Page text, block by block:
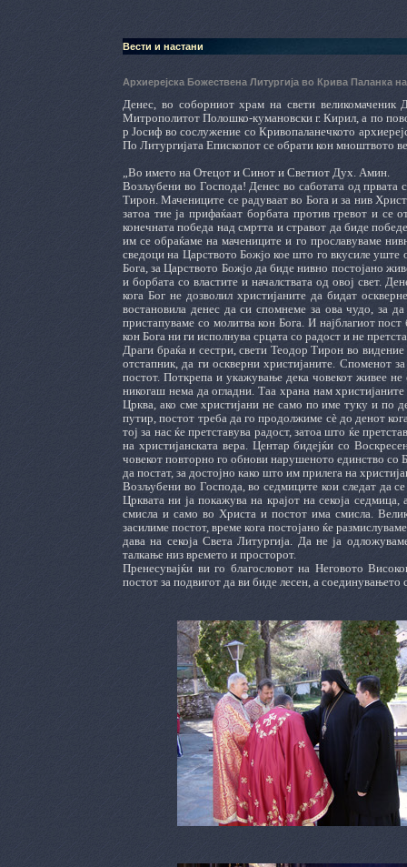
Вести и настани
Архиерејска Божествена Литургија во Крива Паланка
Денес, во соборниот храм на свети великомаченик
Митрополитот Полошко-кумановски г. Кирил, а по
р Јосиф во сослужение со Кривопаланечкото
По Литургијата Епископот се обрати кон мноштвото
„Во името на Отецот и Синот и Светиот Дух. Амин.
Возљубени во Господа! Денес во саботата од првата
Тирон. Мачениците се радуваат во Бога и за нив
затоа тие ја прифаќаат борбата против гревот и се
конечната победа над смртта и стравот да биде
им се обраќаме на мачениците и го прославуваме
сведоци на Царството Божјо кое што го вкусиле уште
Бога, за Царството Божјо да биде нивно постојано
и борбата со властите и началствата од овој свет.
кога Бог не дозволил христијаните да бидат
востановила денес да си спомнеме за ова чудо, за
пристапуваме со молитва кон Бога. И најблагиот
кон Бога ни ги исполнува срцата со радост и не
Драги браќа и сестри, свети Теодор Тирон во
отстапник, да ги оскверни христијаните. Споменот
постот. Поткрепа и укажување дека човекот живее
никогаш нема да огладни. Таа храна нам
Црква, ако сме христијани не само по име туку и по
путир, постот треба да го продолжиме сѐ до денот
тој за нас ќе претставува радост, затоа што ќе
на христијанската вера. Центар бидејќи со
човекот повторно го обнови нарушеното единство со
да постат, за достојно како што им прилега на
Возљубени во Господа, во седмиците кои следат да
Црквата ни ја покажува на крајот на секоја
смисла и само во Христа и постот има смисла.
засилиме постот, време кога постојано ќе
дава на секоја Света Литургија. Да не ја
талкање низ времето и просторот.
Пренесувајќи ви го благословот на Неговото
постот за подвигот да ви биде лесен, а